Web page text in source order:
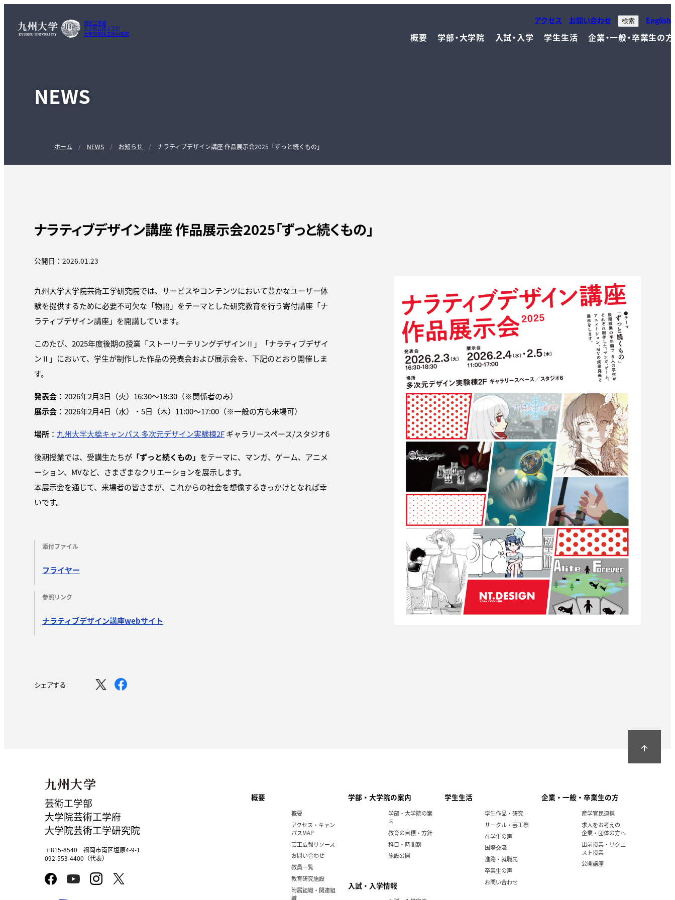
芸術工学部
大学院芸術工学府
大学院芸術工学研究院
アクセス お問い合わせ 検索 English
概要 学部・大学院 入試・入学 学生生活 企業・一般・卒業生の方
NEWS
ホーム NEWS お知らせ ナラティブデザイン講座 作品展示会2025「ずっと続くもの」
ナラティブデザイン講座 作品展示会2025「ずっと続くもの」
公開日：2026.01.23
九州大学大学院芸術工学研究院では、サービスやコンテンツにおいて豊かなユーザー体
験を提供するために必要不可欠な「物語」をテーマとした研究教育を行う寄付講座「ナ
ラティブデザイン講座」を開講しています。
このたび、2025年度後期の授業「ストーリーテリングデザインⅡ」「ナラティブデザイ
ンⅡ」において、学生が制作した作品の発表会および展示会を、下記のとおり開催しま
す。
発表会 ：2026年2月3日（火）16:30～18:30 （※関係者のみ）
展示会 ：2026年2月4日（水）・5日（木）11:00～17:00（※一般の方も来場可）
場所 ： 九州大学大橋キャンパス 多次元デザイン実験棟2Fギャラリースペース/スタジオ6
後期授業では、受講生たちが 「ずっと続くもの」 をテーマに、マンガ、ゲーム、アニメ
ーション、MVなど、さまざまなクリエーションを展示します。
本展示会を通じて、来場者の皆さまが、これからの社会を想像するきっかけとなれば幸
いです。
添付ファイル
フライヤー
参照リンク
ナラティブデザイン講座webサイト
シェアする
arrow_upward
芸術工学部
大学院芸術工学府
大学院芸術工学研究院
〒815-8540 福岡市南区塩原4-9-1
092-553-4400（代表）
概要
概要
アクセス・キャン
パスMAP
芸工広報リソース
お問い合わせ
教員一覧
教育研究施設
附属組織・関連組
織
学部・大学院の案内
学部・大学院の案
内
教育の目標・方針
科目・時間割
施設公開
入試・入学情報
学生生活
学生作品・研究
サークル・芸工祭
在学生の声
国際交流
進路・就職先
卒業生の声
お問い合わせ
企業・一般・卒業生の方
産学官民連携
求人をお考えの
企業・団体の方へ
出前授業・リクエ
スト授業
公開講座